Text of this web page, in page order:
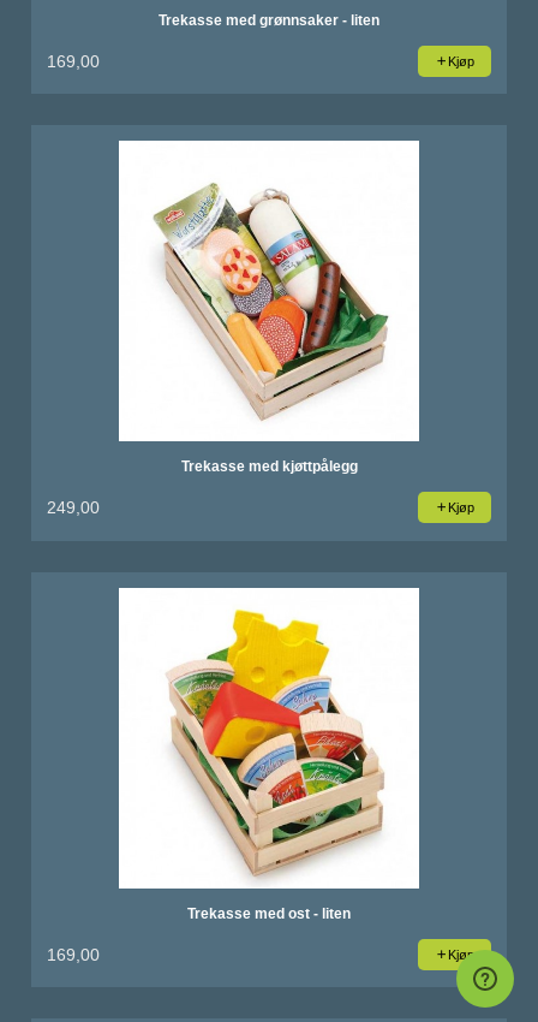
Trekasse med grønnsaker - liten
169,00 Kjøp
Trekasse med kjøttpålegg
249,00 Kjøp
Trekasse med ost - liten
169,00 Kjøp